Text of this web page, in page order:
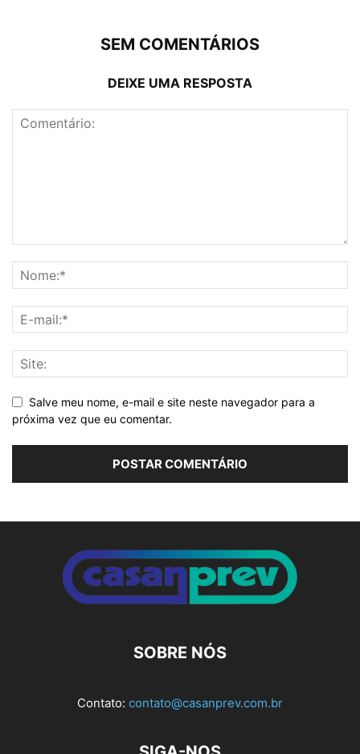
SEM COMENTÁRIOS
DEIXE UMA RESPOSTA
Salve meu nome, e-mail e site neste navegador para a
próxima vez que eu comentar.
SOBRE NÓS
Contato: contato@casanprev.com.br